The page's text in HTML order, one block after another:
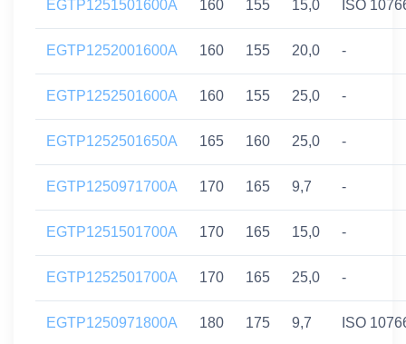
EGTP1251501600A 160 155 15,0 ISO
EGTP1252001600A 160 155 20,0 -
EGTP1252501600A 160 155 25,0 -
EGTP1252501650A 165 160 25,0 -
EGTP1250971700A 170 165 9,7 -
EGTP1251501700A 170 165 15,0 -
EGTP1252501700A 170 165 25,0 -
EGTP1250971800A 180 175 9,7 ISO